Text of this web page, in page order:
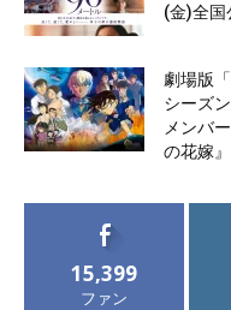
(金)全国
劇場版
シーズ
メンバ
の花嫁
15,399
ファン